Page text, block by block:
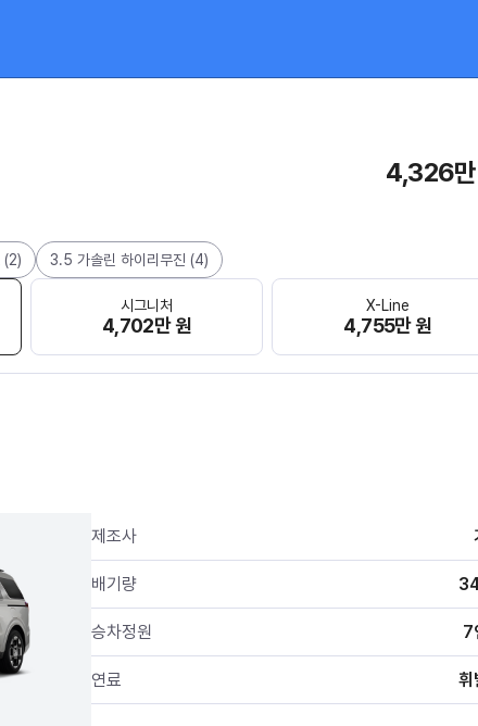
4,326만
(2) 3.5 가솔린 하이리무진 (4)
시그니처
4,702만 원
X-Line
4,755만 원
제조사
배기량
승차정원 7
연료 휘